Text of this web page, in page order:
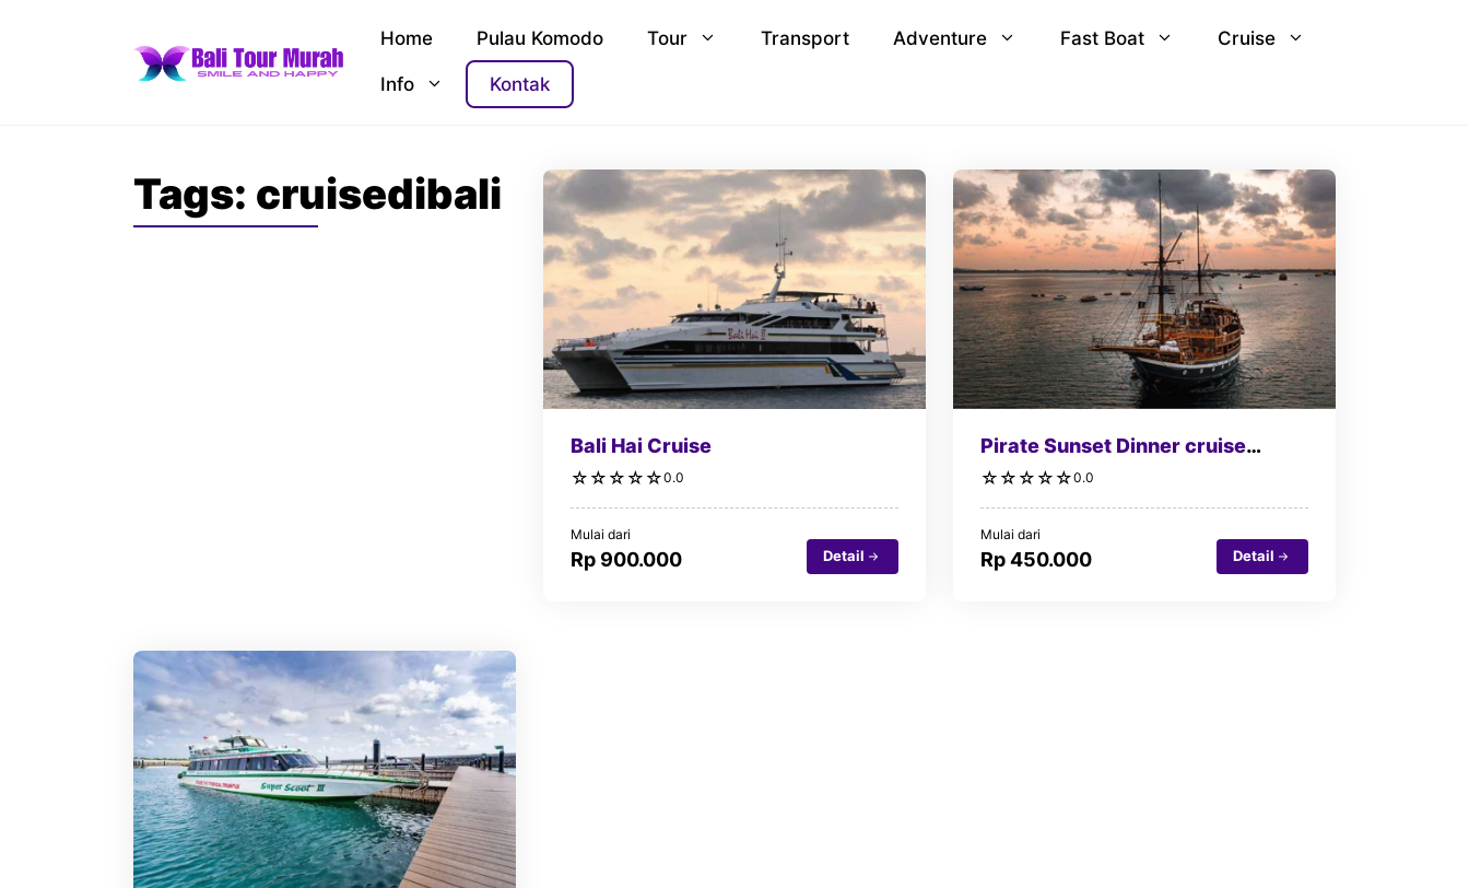
Home Pulau Komodo Tour Transport Adventure Fast Boat Cruise
Info Kontak
Tags: cruisedibali
Bali Hai Cruise
☆ ☆ ☆ ☆ ☆0.0
Mulai dari
Rp 900.000 Detail
Pirate Sunset Dinner cruise
(Sedang Dalam Perbaikan)
☆ ☆ ☆ ☆ ☆0.0
Mulai dari
Rp 450.000 Detail